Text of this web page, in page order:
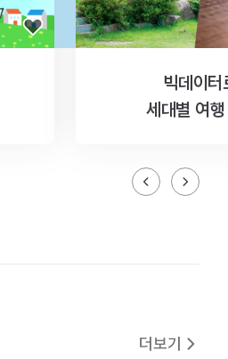
빅데이터
세대별 여
더보기